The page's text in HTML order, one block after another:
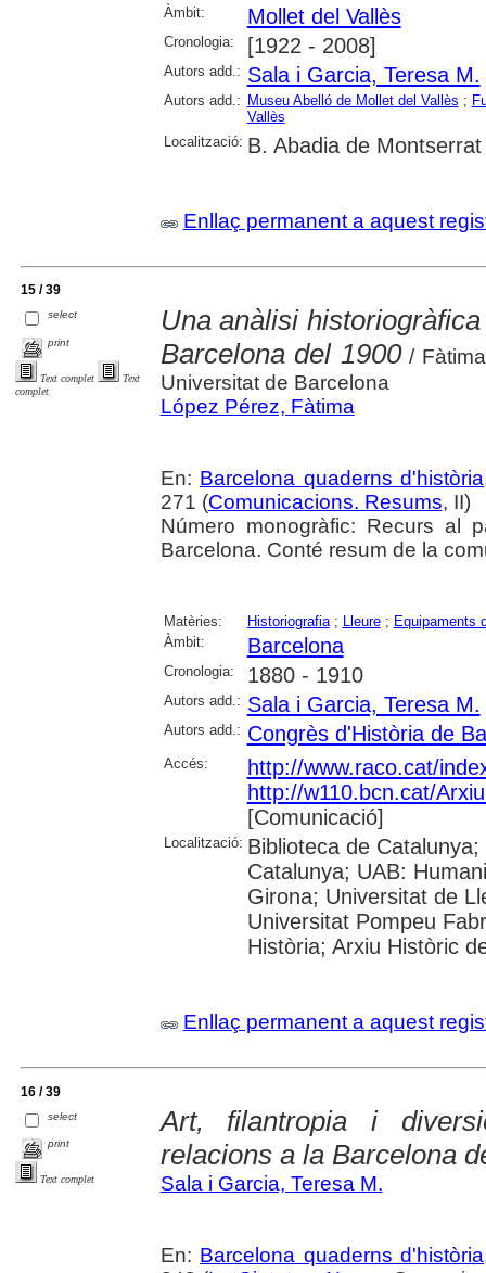
Àmbit: Mollet del Vallès
Cronologia: [1922 - 2008]
Autors add.: Sala i Garcia, Teresa M.
Autors add.: Museu Abelló de Mollet del Vallès ;
Vallès
Localització: B. Abadia de Montserrat
Enllaç permanent a aquest
15 / 39
select
print
Text complet
Text
complet
Una anàlisi
Barcelona del 1900/ Fàtima
Universitat de Barcelona
López Pérez, Fàtima
En: Barcelona quaderns d'història
271 (Comunicacions. Resums, II)
Número monogràfic: Recurs al
Barcelona. Conté resum de la
Matèries: Historiografia; Lleure; Equipaments
Àmbit:
Barcelona
Cronologia: 1880 - 1910
Autors add.: Sala i Garcia, Teresa M.
Autors add.: Congrès d'Història de
Accés:
http://www.raco.cat/
http://w110.bcn.cat/
[Comunicació]
Localització: Biblioteca de
Catalunya; UAB:
Girona; Universitat de
Universitat Pompeu
Història; Arxiu Històric
Enllaç permanent a aquest
16 / 39
select
print
Text complet
Art, filantropia i
relacions a la Barcelona
Sala i Garcia, Teresa M.
En: Barcelona quaderns d'història